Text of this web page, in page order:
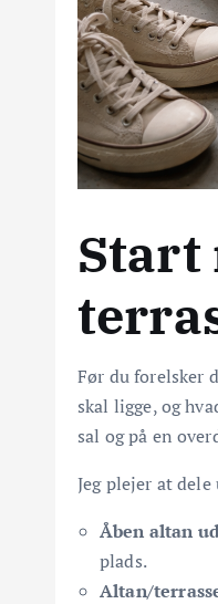
Start
Før du forelsker
skal ligge, og
sal og på en
Jeg plejer at
Åben altan
plads.
Altan/